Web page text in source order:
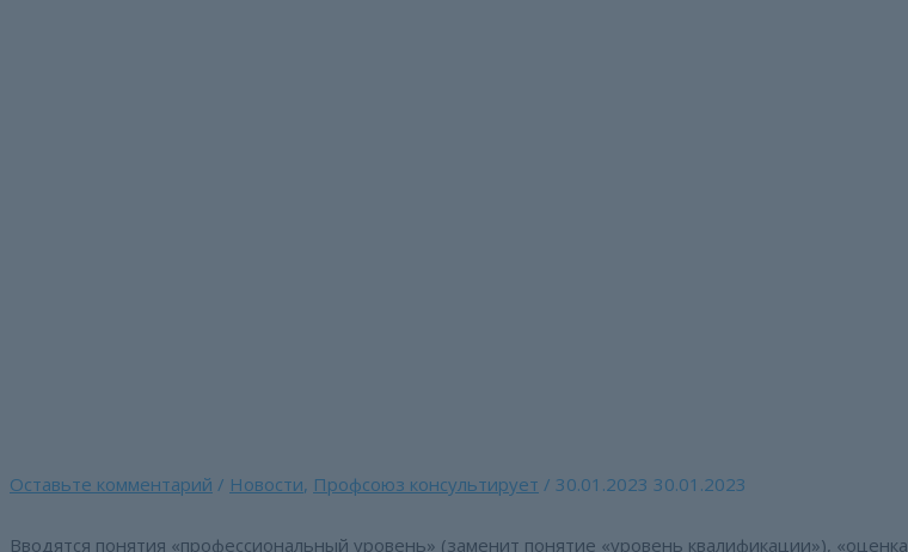
Оставьте комментарий / Новости, Профсоюз консультирует / 30.01.2023 30.01.2023
Вводятся понятия «профессиональный уровень» (заменит понятие «уровень квалификации»), «оценка